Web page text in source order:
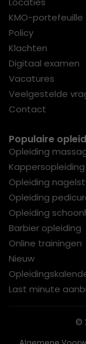
KMO-portefeuille
Policy
Klachten
Digitaal examen
Vacatures
Veelgestelde
Contact
Populaire
Opleiding
Kappersopleiding
Opleiding
Opleiding
Opleiding
Barbier opleiding
Online trainingen
Nieuw
Last minute
©